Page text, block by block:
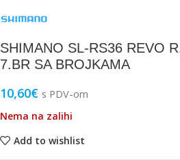
SHIMANO SL-RS36 REVO
7.BR SA BROJKAMA
10,60€ s PDV-om
Nema na zalihi
Add to wishlist